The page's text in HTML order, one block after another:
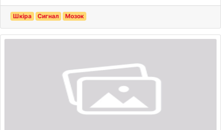
Шкіра Сигнал Мозок